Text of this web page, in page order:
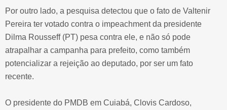
Por outro lado, a pesquisa detectou que o fato de Valtenir
Pereira ter votado contra o impeachment da presidente
Dilma Rousseff (PT) pesa contra ele, e não só pode
atrapalhar a campanha para prefeito, como também
potencializar a rejeição ao deputado, por ser um fato
recente.
O presidente do PMDB em Cuiabá, Clovis Cardoso,